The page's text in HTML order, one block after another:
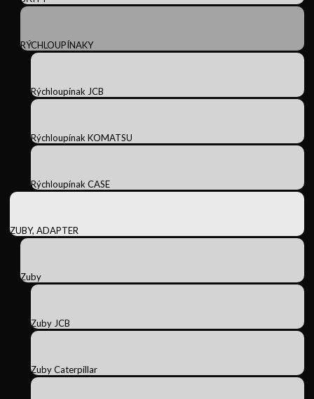
RÝCHLOUPÍNAKY
Rýchloupínak JCB
Rýchloupínak KOMATSU
Rýchloupínak CASE
ZUBY, ADAPTER
Zuby
Zuby JCB
Zuby Caterpillar